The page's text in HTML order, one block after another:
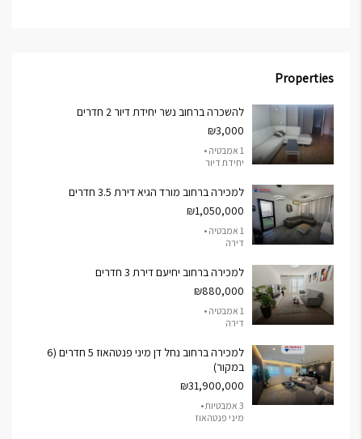
Properties
להשכרה ברחוב נשר יחידת דיור 2 חדרים
₪3,000
1 אמבטיה •
יחידת דיור
למכירה ברחוב מורד הגיא דירת 3.5 חדרים
₪1,050,000
1 אמבטיה •
דירה
למכירה ברחוב יחיעם דירת 3 חדרים
₪880,000
1 אמבטיה •
דירה
למכירה ברחוב נחל דן מיני פנטהאוז 5 חדרים (6
במקור)
₪31,900,000
3 אמבטיות •
מיני פנטהאוז